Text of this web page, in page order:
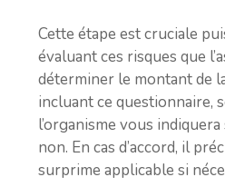
Cette étape est cruciale
évaluant ces risques que
déterminer le montant de
incluant ce questionnaire,
l’organisme vous
non. En cas d’accord, il
surprime applicable si